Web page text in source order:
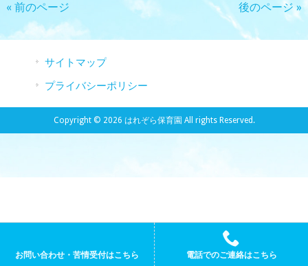
« 前のページ 後のページ »
サイトマップ
プライバシーポリシー
Copyright © 2026 はれぞら保育園 All rights Reserved.
お問い合わせ・苦情受付はこちら 電話でのご連絡はこちら